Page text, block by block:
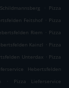
. Pizza
Feitshof . Pizza
Riem . Pizza
Kainzl . Pizza
Unterdax . Pizza
Hebertsfelden
.
Pizza Lieferservice